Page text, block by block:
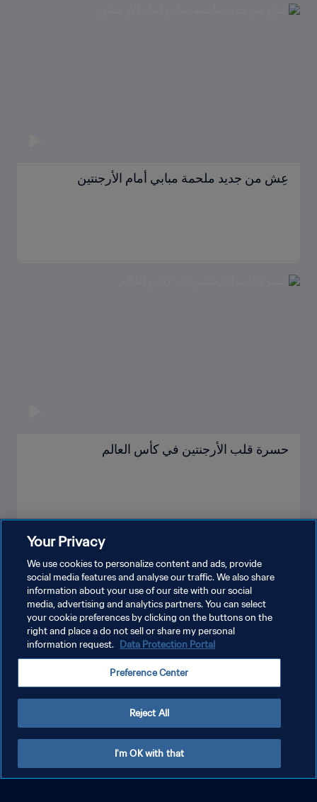
عِش من جديد ملحمة مبابي أمام الأرجنتين
حسرة قلب الأرجنتين في كأس العالم
شاهد المزيد
شروط الخدمة
Your Privacy
We use cookies to personalize content and ads, provide
social media features and analyse our traffic. We also share
information about your use of our site with our social
media, advertising and analytics partners. You can select
your cookie preferences by clicking on the buttons on the
right and place a do not sell or share my personal
information request. Data Protection Portal
Preference Center
Reject All
I'm OK with that